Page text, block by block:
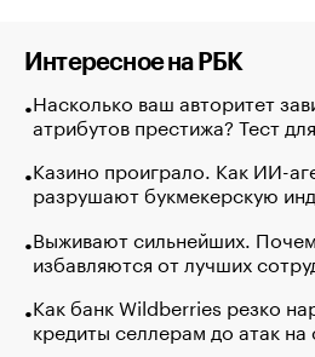
Интересное на РБК
Насколько ваш авторитет
атрибутов престижа? Тест
Казино проиграло. Как ИИ-
разрушают букмекерскую
Выживают сильнейших.
избавляются от лучших
Как банк Wildberries резко
кредиты селлерам до атак на